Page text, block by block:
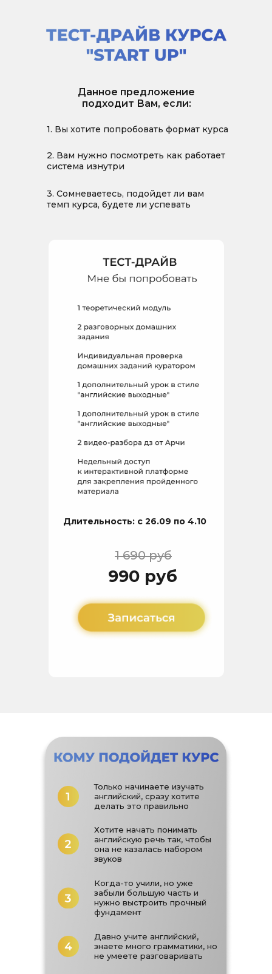
Данное предложение
подходит Вам, если:
2. Вам нужно посмотреть как работает
система изнутри
1. Вы хотите попробовать формат курса
3. Сомневаетесь, подойдет ли вам
темп курса, будете ли успевать
Длительность: с 26.09 по 4.10
990 руб
1 690 руб
Только начинаете изучать
английский, сразу хотите
делать это правильно
Хотите начать понимать
английскую речь так, чтобы
она не казалась набором
звуков
Когда-то учили, но уже
забыли большую часть и
нужно выстроить прочный
фундамент
Давно учите английский,
знаете много грамматики, но
не умеете разговаривать